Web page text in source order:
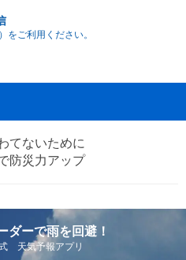
をご利用ください。
てないために
防災力アップ
ダーで雨を回避！
天気予報アプリ